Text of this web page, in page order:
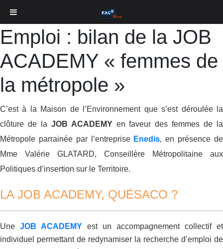
Emploi : bilan de la JOB
ACADEMY « femmes de
la métropole »
C’est à la Maison de l’Environnement que s’est déroulée la
clôture de la JOB ACADEMYen faveur des femmes de la
Métropole parrainée par l’entreprise Enedis, en présence de
Mme Valérie GLATARD, Conseillère Métropolitaine aux
Politiques d’insertion sur le Territoire.
LA JOB ACADEMY, QUÉSACO ?
Une JOB ACADEMY est un accompagnement collectif et
individuel permettant de redynamiser la recherche d’emploi de